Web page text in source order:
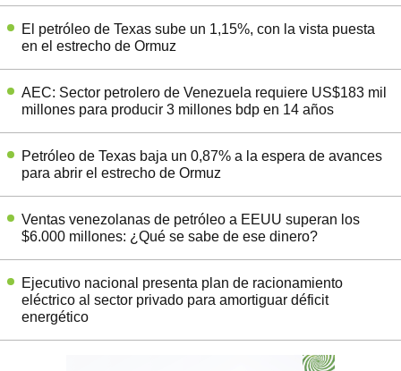
El petróleo de Texas sube un 1,15%, con la vista puesta
en el estrecho de Ormuz
AEC: Sector petrolero de Venezuela requiere US$183 mil
millones para producir 3 millones bdp en 14 años
Petróleo de Texas baja un 0,87% a la espera de avances
para abrir el estrecho de Ormuz
Ventas venezolanas de petróleo a EEUU superan los
$6.000 millones: ¿Qué se sabe de ese dinero?
Ejecutivo nacional presenta plan de racionamiento
eléctrico al sector privado para amortiguar déficit
energético